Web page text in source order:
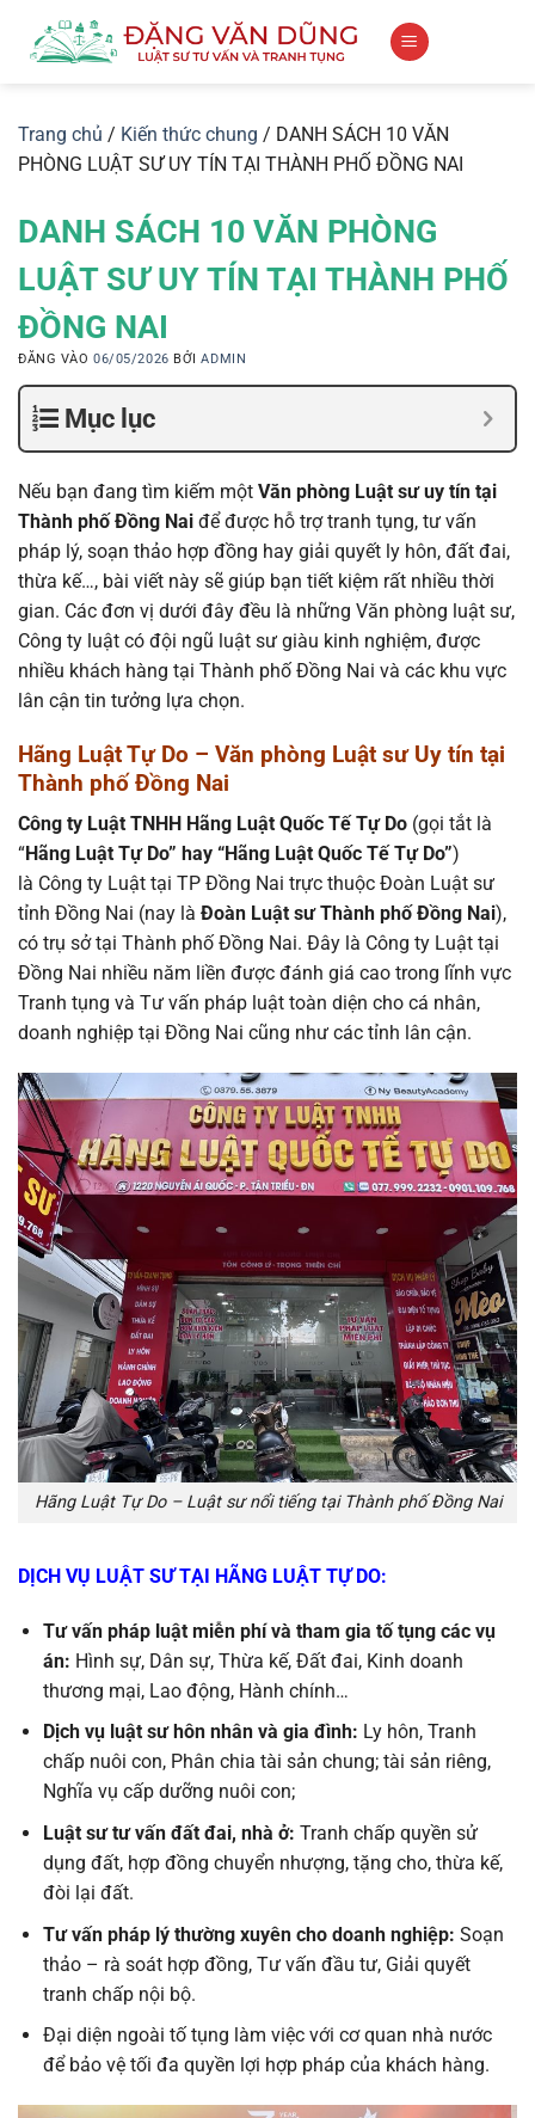
Trang chủ / Kiến thức chung / DANH SÁCH 10 VĂN
PHÒNG LUẬT SƯ UY TÍN TẠI THÀNH PHỐ ĐỒNG NAI
DANH SÁCH 10 VĂN PHÒNG
LUẬT SƯ UY TÍN TẠI THÀNH PHỐ
ĐỒNG NAI
ĐĂNG VÀO06/05/2026 BỞIADMIN
Mục lục
Nếu bạn đang tìm kiếm một Văn phòng Luật sư uy tín tại
Thành phố Đồng Nai để được hỗ trợ tranh tụng, tư vấn
pháp lý, soạn thảo hợp đồng hay giải quyết ly hôn, đất đai,
thừa kế…, bài viết này sẽ giúp bạn tiết kiệm rất nhiều thời
gian. Các đơn vị dưới đây đều là những Văn phòng luật sư,
Công ty luật có đội ngũ luật sư giàu kinh nghiệm, được
nhiều khách hàng tại Thành phố Đồng Nai và các khu vực
lân cận tin tưởng lựa chọn.
Hãng Luật Tự Do – Văn phòng Luật sư Uy tín tại
Thành phố Đồng Nai
Công ty Luật TNHH Hãng Luật Quốc Tế Tự Do (gọi tắt là
“Hãng Luật Tự Do” hay “Hãng Luật Quốc Tế Tự Do”)
là Công ty Luật tại TP Đồng Nai trực thuộc Đoàn Luật sư
tỉnh Đồng Nai (nay là Đoàn Luật sư Thành phố Đồng Nai),
có trụ sở tại Thành phố Đồng Nai. Đây là Công ty Luật tại
Đồng Nai nhiều năm liền được đánh giá cao trong lĩnh vực
Tranh tụng và Tư vấn pháp luật toàn diện cho cá nhân,
doanh nghiệp tại Đồng Nai cũng như các tỉnh lân cận.
Hãng Luật Tự Do – Luật sư nổi tiếng tại Thành phố Đồng Nai
DỊCH VỤ LUẬT SƯ TẠI HÃNG LUẬT TỰ DO:
Tư vấn phápluật miễn phívà tham gia tố tụng các vụ
án: Hình sự, Dân sự, Thừa kế, Đất đai, Kinh doanh
thương mại, Lao động, Hành chính…
Dịch vụ luật sư hôn nhân và gia đình: Ly hôn, Tranh
chấp nuôi con, Phân chia tài sản chung; tài sản riêng,
Nghĩa vụ cấp dưỡng nuôi con;
Luật sư tưvấn đất đai, nhà ở: Tranh chấp quyền sử
dụng đất, hợp đồng chuyển nhượng, tặng cho, thừa kế,
đòi lại đất.
Tư vấn pháp lý thường xuyên cho doanh nghiệp: Soạn
thảo – rà soát hợp đồng, Tư vấn đầu tư, Giải quyết
tranh chấp nội bộ.
Đại diện ngoài tố tụng làm việc với cơ quan nhà nước
để bảo vệ tối đa quyền lợi hợp pháp của khách hàng.